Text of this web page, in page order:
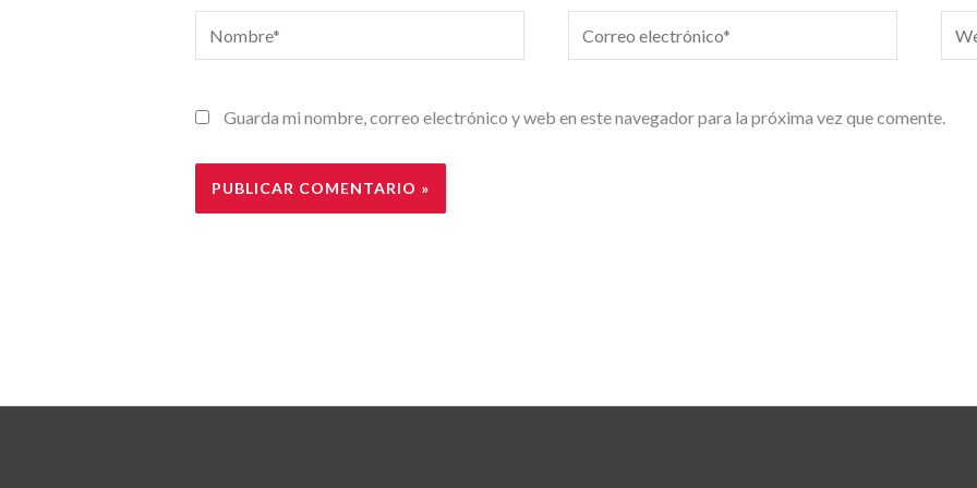
Nombre*
Correo
electrónico*
Web
Guarda mi nombre, correo electrónico y web en este navegador para la próxima vez que comente.